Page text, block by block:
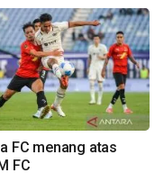
FC menang atas
FC